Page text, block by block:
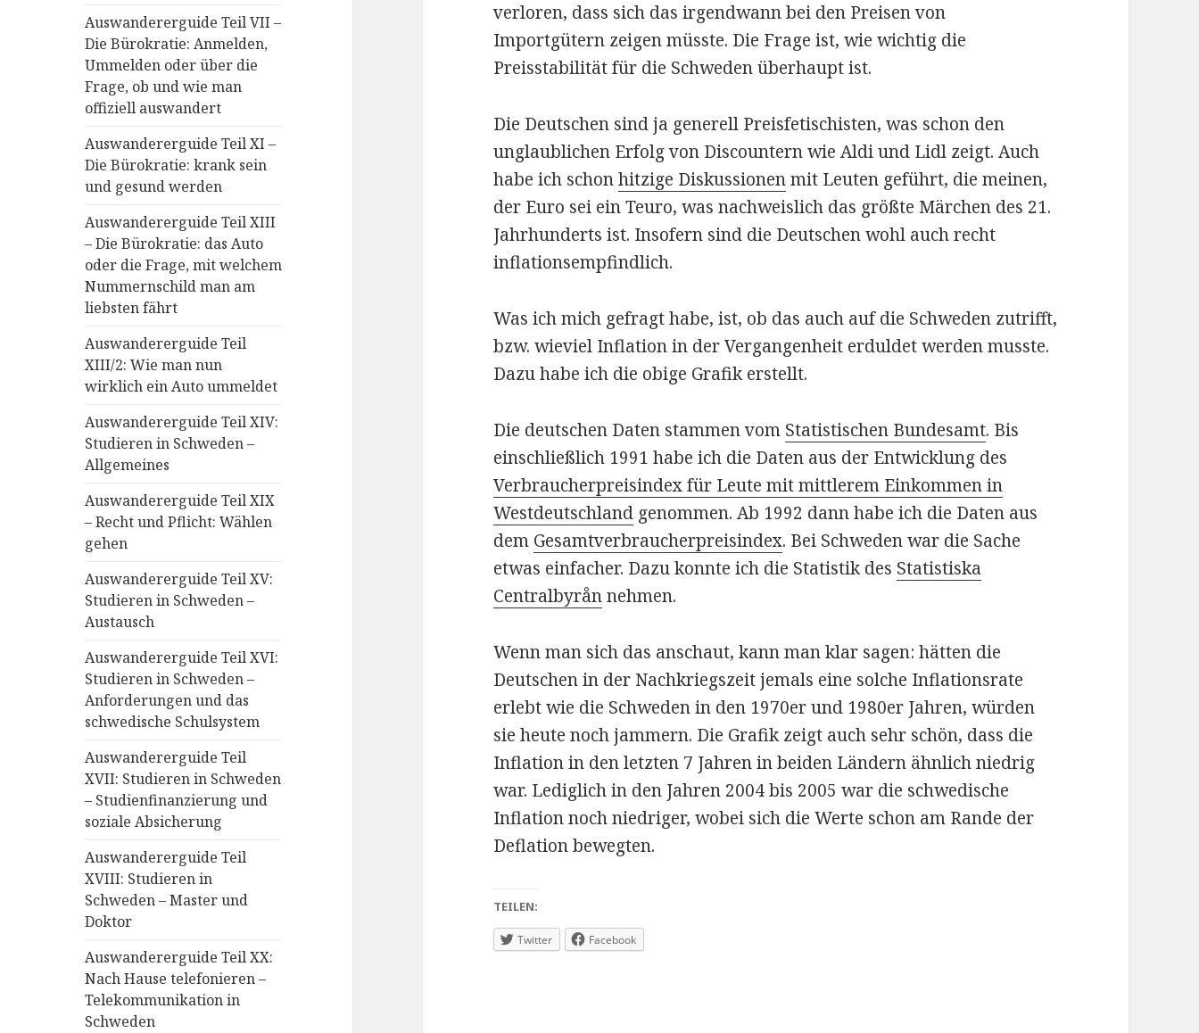
Auswandererguide Teil VII –
Die Bürokratie: Anmelden,
Ummelden oder über die
Frage, ob und wie man
offiziell auswandert
Auswandererguide Teil XI –
Die Bürokratie: krank sein
und gesund werden
Auswandererguide Teil XIII
– Die Bürokratie: das Auto
oder die Frage, mit welchem
Nummernschild man am
liebsten fährt
Auswandererguide Teil
XIII/2: Wie man nun
wirklich ein Auto ummeldet
Auswandererguide Teil XIV:
Studieren in Schweden –
Allgemeines
Auswandererguide Teil XIX
– Recht und Pflicht: Wählen
gehen
Auswandererguide Teil XV:
Studieren in Schweden –
Austausch
Auswandererguide Teil XVI:
Studieren in Schweden –
Anforderungen und das
schwedische Schulsystem
Auswandererguide Teil
XVII: Studieren in Schweden
– Studienfinanzierung und
soziale Absicherung
Auswandererguide Teil
XVIII: Studieren in
Schweden – Master und
Doktor
Auswandererguide Teil XX:
Nach Hause telefonieren –
Telekommunikation in
Schweden
verloren, dass sich das irgendwann bei den Preisen von
Importgütern zeigen müsste. Die Frage ist, wie wichtig die
Preisstabilität für die Schweden überhaupt ist.
Die Deutschen sind ja generell Preisfetischisten, was schon den
unglaublichen Erfolg von Discountern wie Aldi und Lidl zeigt. Auch
habe ich schonhitzige Diskussionenmit Leuten geführt, die meinen,
der Euro sei ein Teuro, was nachweislich das größte Märchen des 21.
Jahrhunderts ist. Insofern sind die Deutschen wohl auch recht
inflationsempfindlich.
Was ich mich gefragt habe, ist, ob das auch auf die Schweden zutrifft,
bzw. wieviel Inflation in der Vergangenheit erduldet werden musste.
Dazu habe ich die obige Grafik erstellt.
Die deutschen Daten stammen vom Statistischen Bundesamt. Bis
einschließlich 1991 habe ich die Daten aus der Entwicklung des
Verbraucherpreisindex für Leute mit mittlerem Einkommen in
Westdeutschland genommen. Ab 1992 dann habe ich die Daten aus
dem Gesamtverbraucherpreisindex. Bei Schweden war die Sache
etwas einfacher. Dazu konnte ich die Statistik des Statistiska
Centralbyrånnehmen.
Wenn man sich das anschaut, kann man klar sagen: hätten die
Deutschen in der Nachkriegszeit jemals eine solche Inflationsrate
erlebt wie die Schweden in den 1970er und 1980er Jahren, würden
sie heute noch jammern. Die Grafik zeigt auch sehr schön, dass die
Inflation in den letzten 7 Jahren in beiden Ländern ähnlich niedrig
war. Lediglich in den Jahren 2004 bis 2005 war die schwedische
Inflation noch niedriger, wobei sich die Werte schon am Rande der
Deflation bewegten.
TEILEN:
Twitter Facebook